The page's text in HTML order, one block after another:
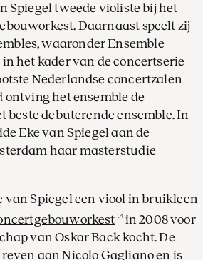
Spiegel tweede violiste bij het
Daarnaast speelt zij
waaronder Ensemble
het kader van de concertserie
Nederlandse concertzalen
ontving het ensemble de
beste debuterende ensemble. In
Eke van Spiegel aan de
haar masterstudie
van Spiegel een viool in bruikleen
in 2008 voor
van Oskar Back kocht. De
aan Nicolo Gagliano en is